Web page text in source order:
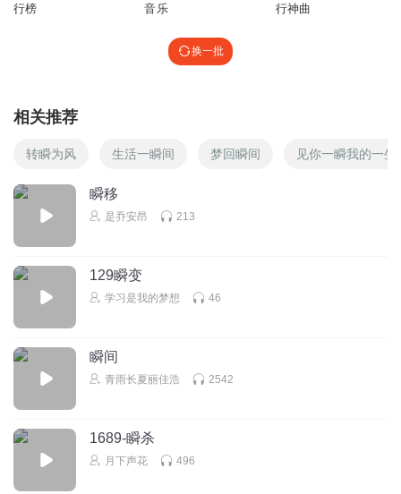
行榜
音乐
行神曲
换一批
相关推荐
转瞬为风 生活一瞬间 梦回瞬间 见你一瞬我的一生
瞬移
是乔安昂 213
129瞬变
学习是我的梦想 46
瞬间
青雨长夏丽佳浩 2542
1689-瞬杀
月下声花 496